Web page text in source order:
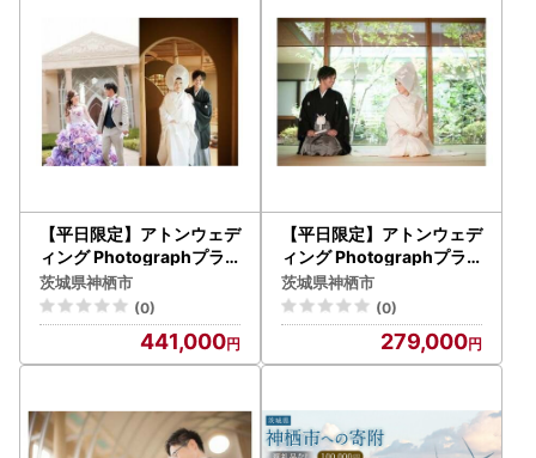
【平日限定】アトンウェデ
ィング Photographプラ
ン 「和装+洋装」 フォト
ウエディング 撮影
茨城県神栖市
(0)
441,000
【平日限定】アトンウェデ
ィング Photographプラ
ン 「和装」 フォトウエデ
ィング 撮影
茨城県神栖市
(0)
279,000